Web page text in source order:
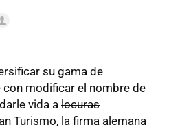
su gama de
modificar el nombre de
vida a locuras
Turismo, la firma alemana